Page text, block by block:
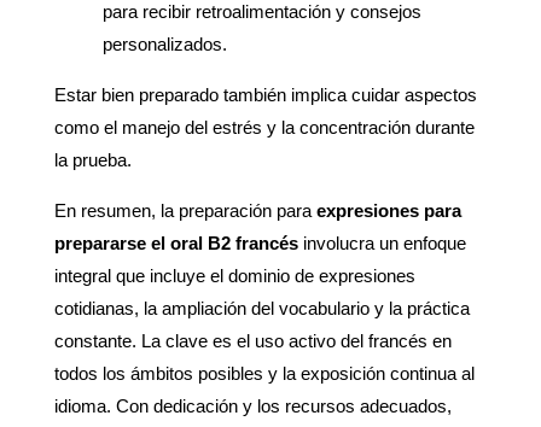
para recibir retroalimentación y consejos
personalizados.
Estar bien preparado también implica cuidar aspectos
como el manejo del estrés y la concentración durante
la prueba.
En resumen, la preparación paraexpresiones para
prepararse el oral B2 francés involucra un enfoque
integral que incluye el dominio de expresiones
cotidianas, la ampliación del vocabulario y la práctica
constante. La clave es el uso activo del francés en
todos los ámbitos posibles y la exposición continua al
idioma. Con dedicación y los recursos adecuados,